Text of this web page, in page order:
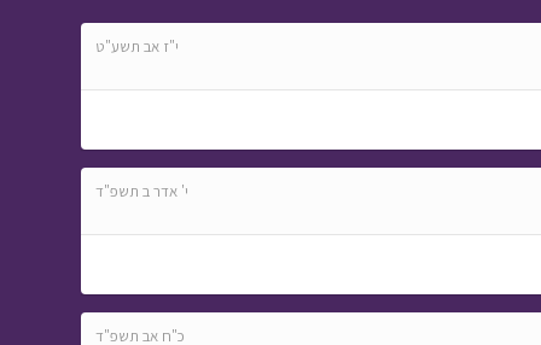
י"ז אב תשע"ט
י' אדר ב תשפ"ד
כ"ח אב תשפ"ד